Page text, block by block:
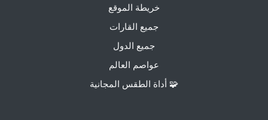
خريطة الموقع
جميع القارات
جميع الدول
عواصم العالم
🧩 أداة الطقس المجانية